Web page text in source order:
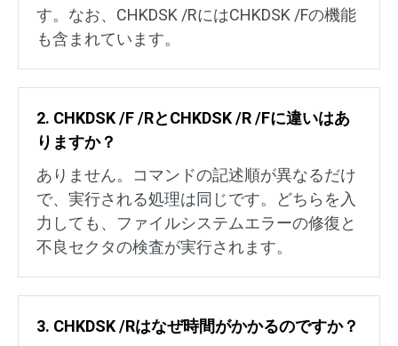
す。なお、CHKDSK /RにはCHKDSK /Fの機能
も含まれています。
2. CHKDSK /F /RとCHKDSK /R /Fに違いはあ
りますか？
ありません。コマンドの記述順が異なるだけ
で、実行される処理は同じです。どちらを入
力しても、ファイルシステムエラーの修復と
不良セクタの検査が実行されます。
3. CHKDSK /Rはなぜ時間がかかるのですか？